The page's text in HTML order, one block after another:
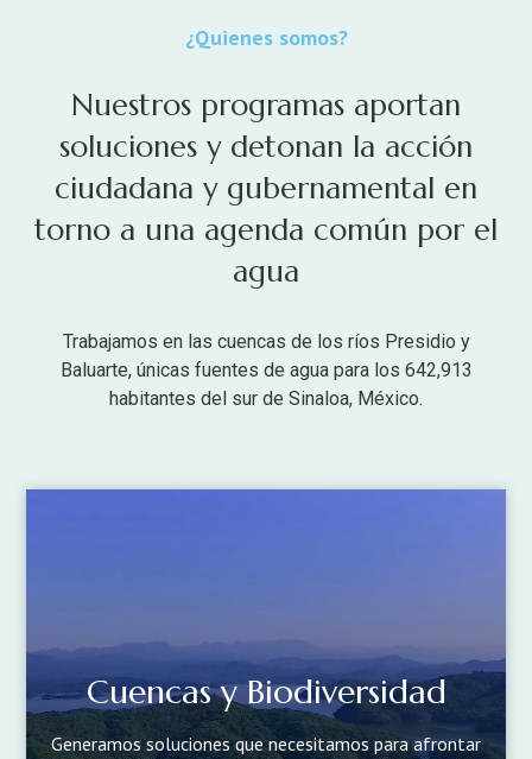
¿Quienes somos?
Nuestros programas aportan
soluciones y detonan la acción
ciudadana y gubernamental en
torno a una agenda común por el
agua
Trabajamos en las cuencas de los ríos Presidio y
Baluarte, únicas fuentes de agua para los 642,913
habitantes del sur de Sinaloa, México.
Cuencas y Biodiversidad
Generamos soluciones que necesitamos para afrontar